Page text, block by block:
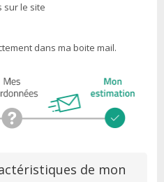
sur le site
dans ma boite mail.
de mon